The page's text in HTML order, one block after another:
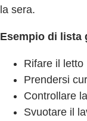
la sera.
Esempio di lista
Rifare il letto
Prendersi
Controllare
Svuotare il